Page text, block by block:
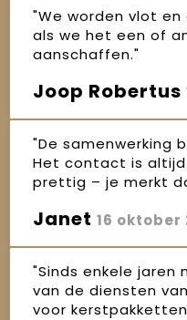
"We worden vlot
als we het een of
aanschaffen."
Joop Robertus
"De samenwerking
Het contact is altijd
prettig – je merkt
Janet 16 oktober
"Sinds enkele jaren
van de diensten
voor